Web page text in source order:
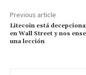
Previous article
Litecoin está
en Wall Street y nos
una lección